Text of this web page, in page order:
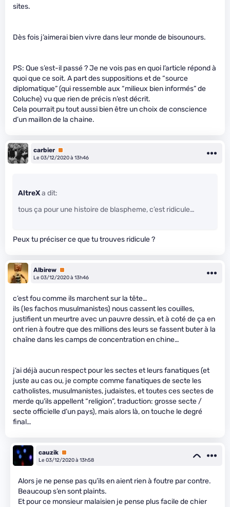
sites.
Dès fois j’aimerai bien vivre dans leur monde de bisounours.
PS: Que s’est-il passé ? Je ne vois pas en quoi l’article répond à
quoi que ce soit. A part des suppositions et de “source
diplomatique” (qui ressemble aux “milieux bien informés” de
Coluche) vu que rien de précis n’est décrit.
Cela pourrait pu tout aussi bien être un choix de conscience
d’un maillon de la chaine.
carbier Premium
Le 03/12/2020 à 13h46
AltreXa dit:
tous ça pour une histoire de blaspheme, c’est ridicule…
Peux tu préciser ce que tu trouves ridicule ?
Albirew Premium
Le 03/12/2020 à 13h46
c’est fou comme ils marchent sur la tête…
ils (les fachos musulmanistes) nous cassent les couilles,
justifient un meurtre avec un pauvre dessin, et à coté de ça en
ont rien à foutre que des millions des leurs se fassent buter à la
chaîne dans les camps de concentration en chine…
j’ai déjà aucun respect pour les sectes et leurs fanatiques (et
juste au cas ou, je compte comme fanatiques de secte les
catholistes, musulmanistes, judaistes, et toutes ces sectes de
merde qu’ils appellent “religion”, traduction: grosse secte /
secte officielle d’un pays), mais alors là, on touche le degré
final…
cauzik Premium
Le 03/12/2020 à 13h58
Alors je ne pense pas qu’ils en aient rien à foutre par contre.
Beaucoup s’en sont plaints.
Et pour ce monsieur malaisien je pense plus facile de chier